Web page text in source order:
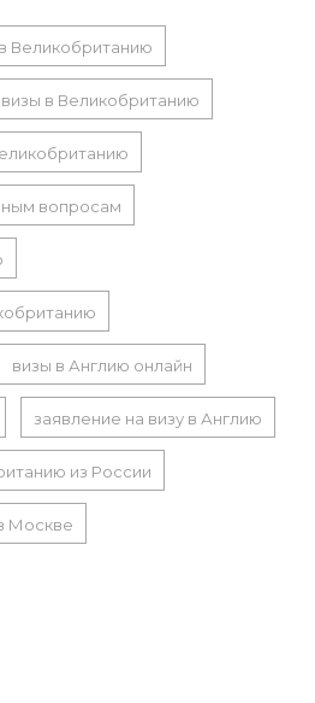
Великобританию
визы в Великобританию
вопросам
визы в Англию онлайн
заявление на визу в Англию
из России
Москве